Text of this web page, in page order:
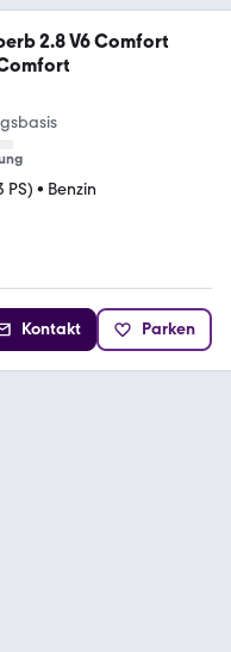
2.8 V6 Comfort
PS) • Benzin
Kontakt Parken